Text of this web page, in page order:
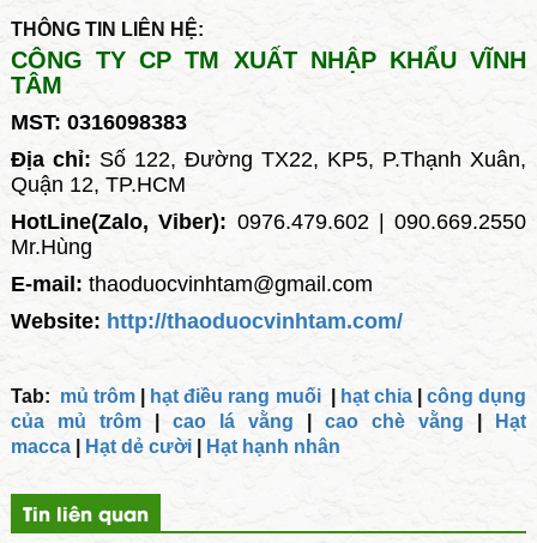
THÔNG TIN LIÊN HỆ:
CÔNG TY CP TM XUẤT NHẬP KHẨU VĨNH
TÂM
MST: 0316098383
Địa chỉ: Số 122, Đường TX22, KP5, P.Thạnh Xuân,
Quận 12, TP.HCM
HotLine(Zalo, Viber): 0976.479.602 | 090.669.2550
Mr.Hùng
E-mail: thaoduocvinhtam@gmail.com
Website: http://thaoduocvinhtam.com/
Tab: mủ trôm hạt điều rang muối hạt chia|công dụng
của mủ trôm| cao lá vằng |cao chè vằng
Hạt
macca| Hạt dẻ cười| Hạt hạnh nhân
Tin liên quan